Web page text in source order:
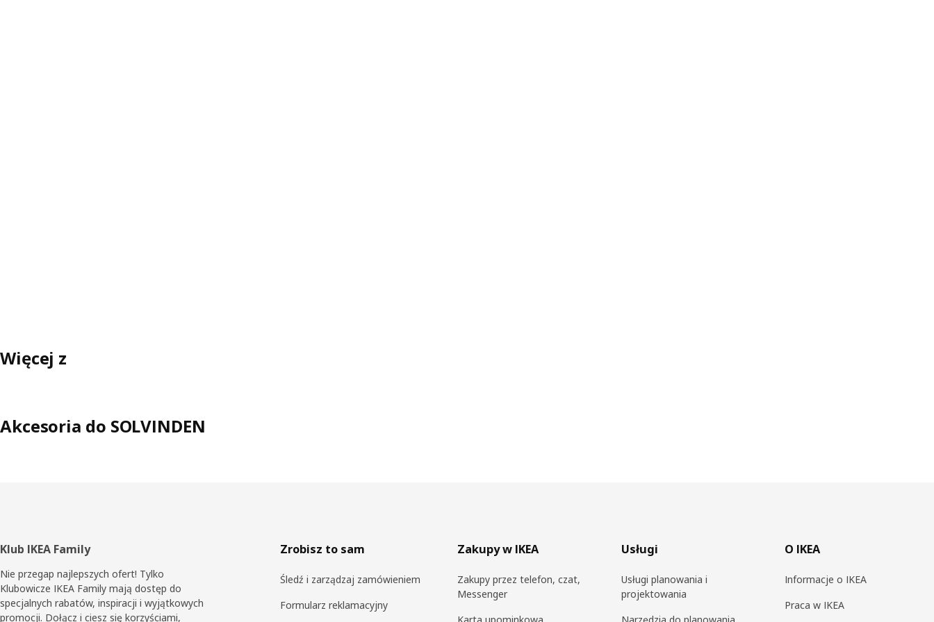
Więcej z
Akcesoria do SOLVINDEN
Stopka
Klub IKEA Family
Nie przegap najlepszych ofert! Tylko
Klubowicze IKEA Family mają dostęp do
specjalnych rabatów, inspiracji i wyjątkowych
promocji. Dołącz i ciesz się korzyściami,
Zrobisz to sam
Śledź i zarządzaj zamówieniem
Formularz reklamacyjny
Zakupy w IKEA
Zakupy przez telefon, czat,
Messenger
Usługi
Usługi planowania i
projektowania
O IKEA
Informacje o IKEA
Praca w IKEA